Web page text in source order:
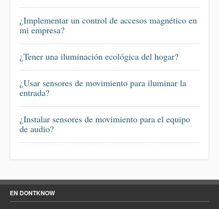
¿Implementar un control de accesos magnético en
mi empresa?
¿Tener una iluminación ecológica del hogar?
¿Usar sensores de movimiento para iluminar la
entrada?
¿Instalar sensores de movimiento para el equipo
de audio?
EN DONTKNOW